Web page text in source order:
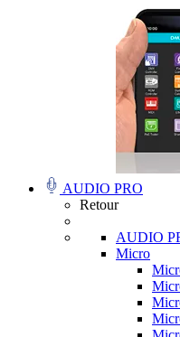
AUDIO PRO
Retour
AUDIO
Micro